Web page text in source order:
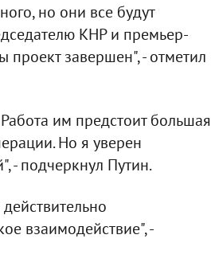
но они все будут
КНР и премьер-
проект завершен", - отметил
им предстоит большая
Но я уверен
- подчеркнул Путин.
взаимодействие", -